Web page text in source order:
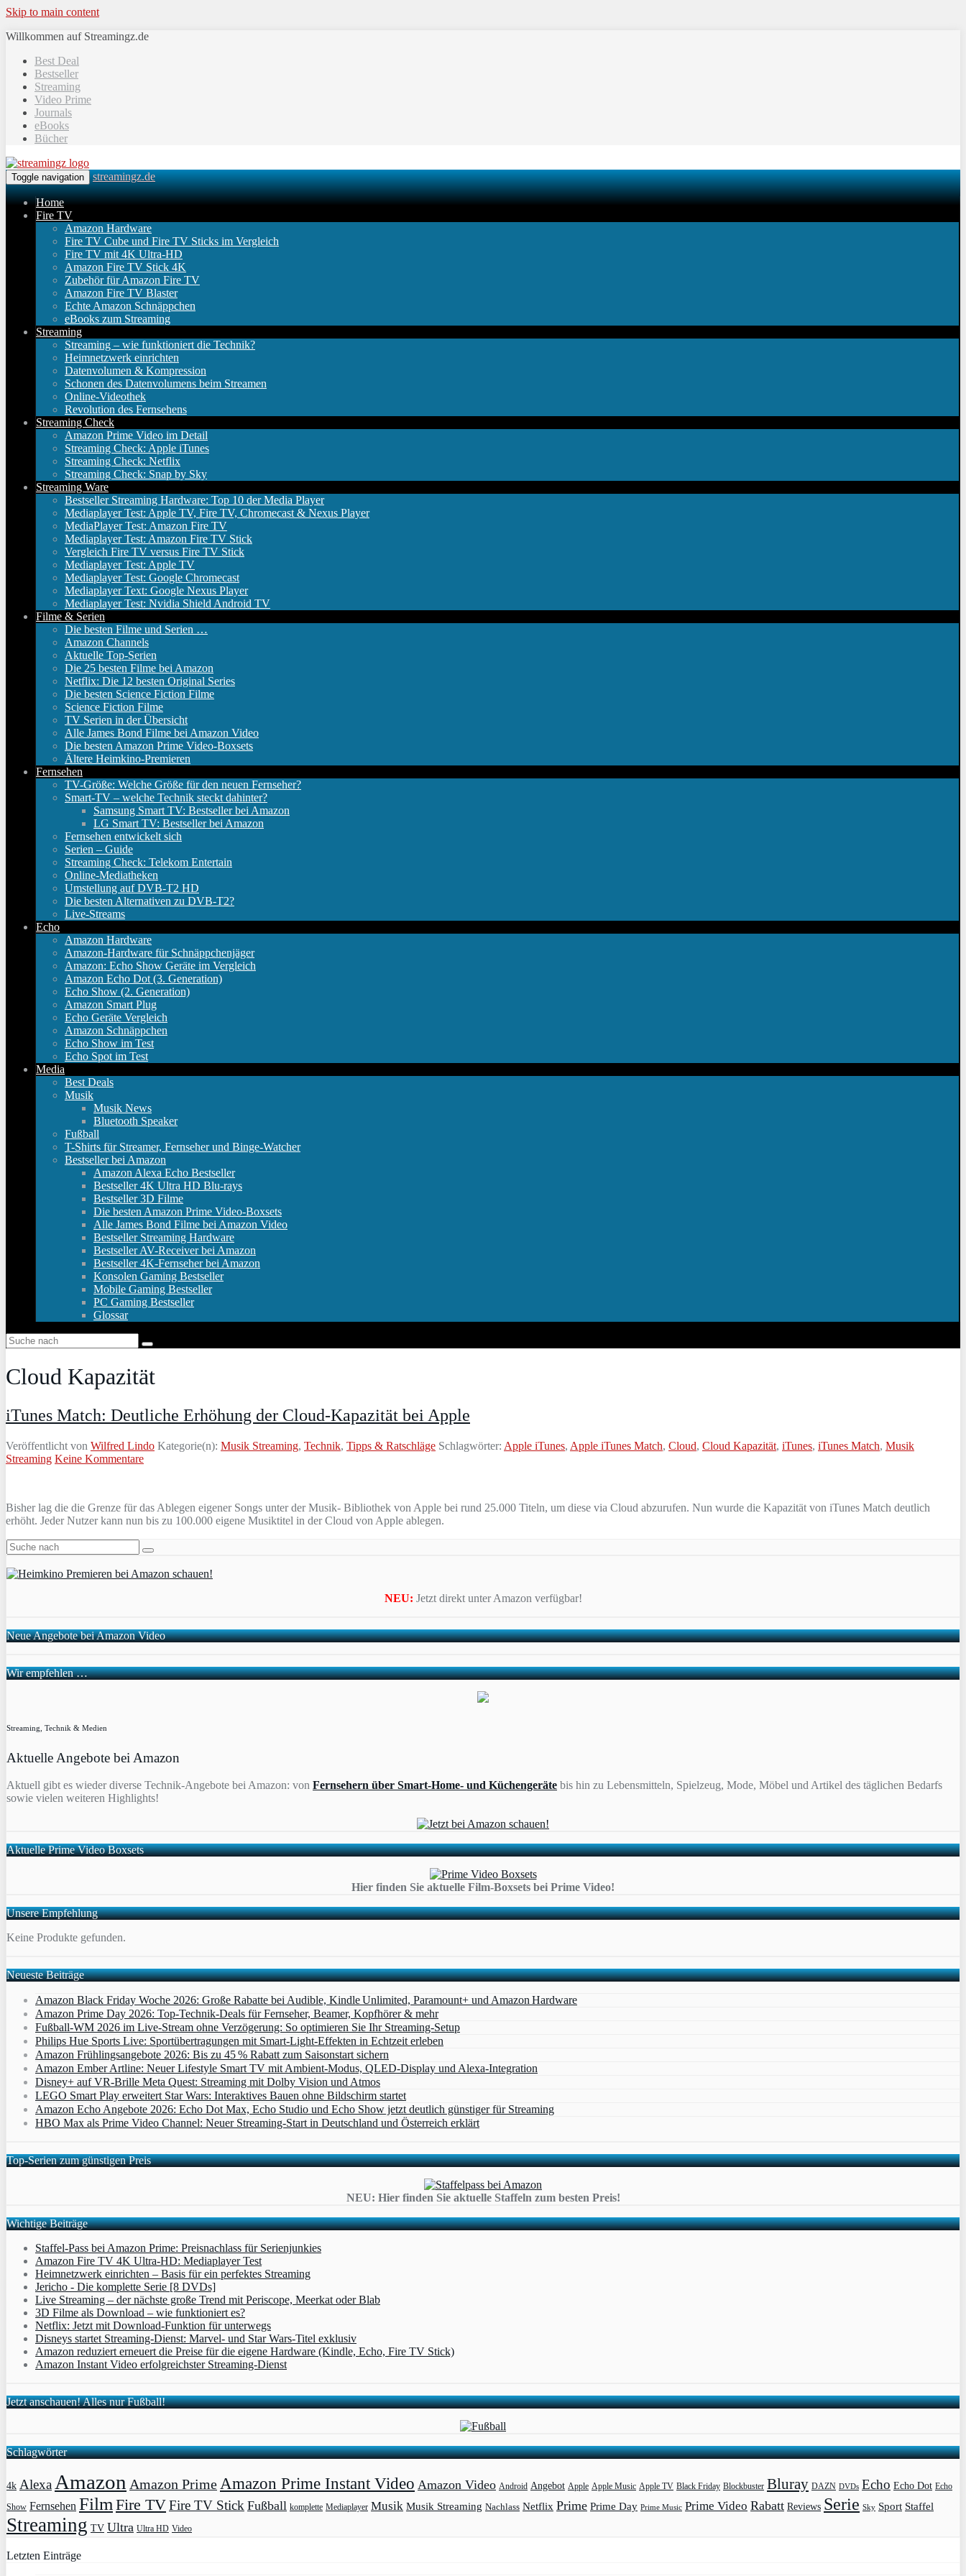
Skip to main content
Willkommen auf Streamingz.de
Best Deal
Bestseller
Streaming
Video Prime
Journals
eBooks
Bücher
Toggle navigation streamingz.de
Home
Fire TV
Amazon Hardware
Fire TV Cube und Fire TV Sticks im Vergleich
Fire TV mit 4K Ultra-HD
Amazon Fire TV Stick 4K
Zubehör für Amazon Fire TV
Amazon Fire TV Blaster
Echte Amazon Schnäppchen
eBooks zum Streaming
Streaming
Streaming – wie funktioniert die Technik?
Heimnetzwerk einrichten
Datenvolumen & Kompression
Schonen des Datenvolumens beim Streamen
Online-Videothek
Revolution des Fernsehens
Streaming Check
Amazon Prime Video im Detail
Streaming Check: Apple iTunes
Streaming Check: Netflix
Streaming Check: Snap by Sky
Streaming Ware
Bestseller Streaming Hardware: Top 10 der Media Player
Mediaplayer Test: Apple TV, Fire TV, Chromecast & Nexus Player
MediaPlayer Test: Amazon Fire TV
Mediaplayer Test: Amazon Fire TV Stick
Vergleich Fire TV versus Fire TV Stick
Mediaplayer Test: Apple TV
Mediaplayer Test: Google Chromecast
Mediaplayer Text: Google Nexus Player
Mediaplayer Test: Nvidia Shield Android TV
Filme & Serien
Die besten Filme und Serien …
Amazon Channels
Aktuelle Top-Serien
Die 25 besten Filme bei Amazon
Netflix: Die 12 besten Original Series
Die besten Science Fiction Filme
Science Fiction Filme
TV Serien in der Übersicht
Alle James Bond Filme bei Amazon Video
Die besten Amazon Prime Video-Boxsets
Ältere Heimkino-Premieren
Fernsehen
TV-Größe: Welche Größe für den neuen Fernseher?
Smart-TV – welche Technik steckt dahinter?
Samsung Smart TV: Bestseller bei Amazon
LG Smart TV: Bestseller bei Amazon
Fernsehen entwickelt sich
Serien – Guide
Streaming Check: Telekom Entertain
Online-Mediatheken
Umstellung auf DVB-T2 HD
Die besten Alternativen zu DVB-T2?
Live-Streams
Echo
Amazon Hardware
Amazon-Hardware für Schnäppchenjäger
Amazon: Echo Show Geräte im Vergleich
Amazon Echo Dot (3. Generation)
Echo Show (2. Generation)
Amazon Smart Plug
Echo Geräte Vergleich
Amazon Schnäppchen
Echo Show im Test
Echo Spot im Test
Media
Best Deals
Musik
Musik News
Bluetooth Speaker
Fußball
T-Shirts für Streamer, Fernseher und Binge-Watcher
Bestseller bei Amazon
Amazon Alexa Echo Bestseller
Bestseller 4K Ultra HD Blu-rays
Bestseller 3D Filme
Die besten Amazon Prime Video-Boxsets
Alle James Bond Filme bei Amazon Video
Bestseller Streaming Hardware
Bestseller AV-Receiver bei Amazon
Bestseller 4K-Fernseher bei Amazon
Konsolen Gaming Bestseller
Mobile Gaming Bestseller
PC Gaming Bestseller
Glossar
Cloud Kapazität
iTunes Match: Deutliche Erhöhung der Cloud-Kapazität bei Apple
Veröffentlicht von Wilfred Lindo Kategorie(n): Musik Streaming, Technik, Tipps & Ratschläge Schlagwörter: Apple iTunes, Apple iTunes Match, Cloud, Cloud Kapazität, iTunes, iTunes Match, Musik
Streaming Keine Kommentare
Bisher lag die die Grenze für das Ablegen eigener Songs unter der Musik- Bibliothek von Apple bei rund 25.000 Titeln, um diese via Cloud abzurufen. Nun wurde die Kapazität von iTunes Match deutlich
erhöht. Jeder Nutzer kann nun bis zu 100.000 eigene Musiktitel in der Cloud von Apple ablegen.
NEU: Jetzt direkt unter Amazon verfügbar!
Neue Angebote bei Amazon Video
Wir empfehlen …
Streaming, Technik & Medien
Aktuelle Angebote bei Amazon
Aktuell gibt es wieder diverse Technik-Angebote bei Amazon: von Fernsehern über Smart-Home- und Küchengeräte bis hin zu Lebensmitteln, Spielzeug, Mode, Möbel und Artikel des täglichen Bedarfs
sowie vielen weiteren Highlights!
Aktuelle Prime Video Boxsets
Hier finden Sie aktuelle Film-Boxsets bei Prime Video!
Unsere Empfehlung
Keine Produkte gefunden.
Neueste Beiträge
Amazon Black Friday Woche 2026: Große Rabatte bei Audible, Kindle Unlimited, Paramount+ und Amazon Hardware
Amazon Prime Day 2026: Top-Technik-Deals für Fernseher, Beamer, Kopfhörer & mehr
Fußball-WM 2026 im Live-Stream ohne Verzögerung: So optimieren Sie Ihr Streaming-Setup
Philips Hue Sports Live: Sportübertragungen mit Smart‑Light‑Effekten in Echtzeit erleben
Amazon Frühlingsangebote 2026: Bis zu 45 % Rabatt zum Saisonstart sichern
Amazon Ember Artline: Neuer Lifestyle Smart TV mit Ambient‑Modus, QLED‑Display und Alexa‑Integration
Disney+ auf VR-Brille Meta Quest: Streaming mit Dolby Vision und Atmos
LEGO Smart Play erweitert Star Wars: Interaktives Bauen ohne Bildschirm startet
Amazon Echo Angebote 2026: Echo Dot Max, Echo Studio und Echo Show jetzt deutlich günstiger für Streaming
HBO Max als Prime Video Channel: Neuer Streaming‑Start in Deutschland und Österreich erklärt
Top-Serien zum günstigen Preis
NEU: Hier finden Sie aktuelle Staffeln zum besten Preis!
Wichtige Beiträge
Staffel-Pass bei Amazon Prime: Preisnachlass für Serienjunkies
Amazon Fire TV 4K Ultra-HD: Mediaplayer Test
Heimnetzwerk einrichten – Basis für ein perfektes Streaming
Jericho - Die komplette Serie [8 DVDs]
Live Streaming – der nächste große Trend mit Periscope, Meerkat oder Blab
3D Filme als Download – wie funktioniert es?
Netflix: Jetzt mit Download-Funktion für unterwegs
Disneys startet Streaming-Dienst: Marvel- und Star Wars-Titel exklusiv
Amazon reduziert erneuert die Preise für die eigene Hardware (Kindle, Echo, Fire TV Stick)
Amazon Instant Video erfolgreichster Streaming-Dienst
Jetzt anschauen! Alles nur Fußball!
Schlagwörter
4k AlexaAmazon Amazon PrimeAmazon Prime Instant Video Amazon Video Android Angebot Apple Apple Music Apple TV Black Friday Blockbuster Bluray DAZN DVDs Echo Echo Dot Echo
Show Fernsehen FilmFire TVFire TV Stick Fußball komplette Mediaplayer Musik Musik Streaming Nachlass Netflix Prime Prime Day Prime Music Prime Video Rabatt Reviews Serie Sky Sport Staffel
Streaming TV Ultra Ultra HD Video
Letzten Einträge